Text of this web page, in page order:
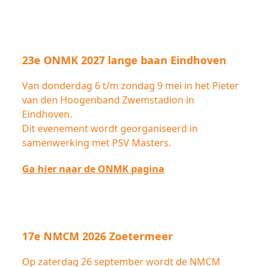
23e ONMK 2027 lange baan Eindhoven
Van donderdag 6 t/m zondag 9 mei in het Pieter
van den Hoogenband Zwemstadion in
Eindhoven.
Dit evenement wordt georganiseerd in
samenwerking met PSV Masters.
Ga hier naar de ONMK pagina
17e NMCM 2026 Zoetermeer
Op zaterdag 26 september wordt de NMCM